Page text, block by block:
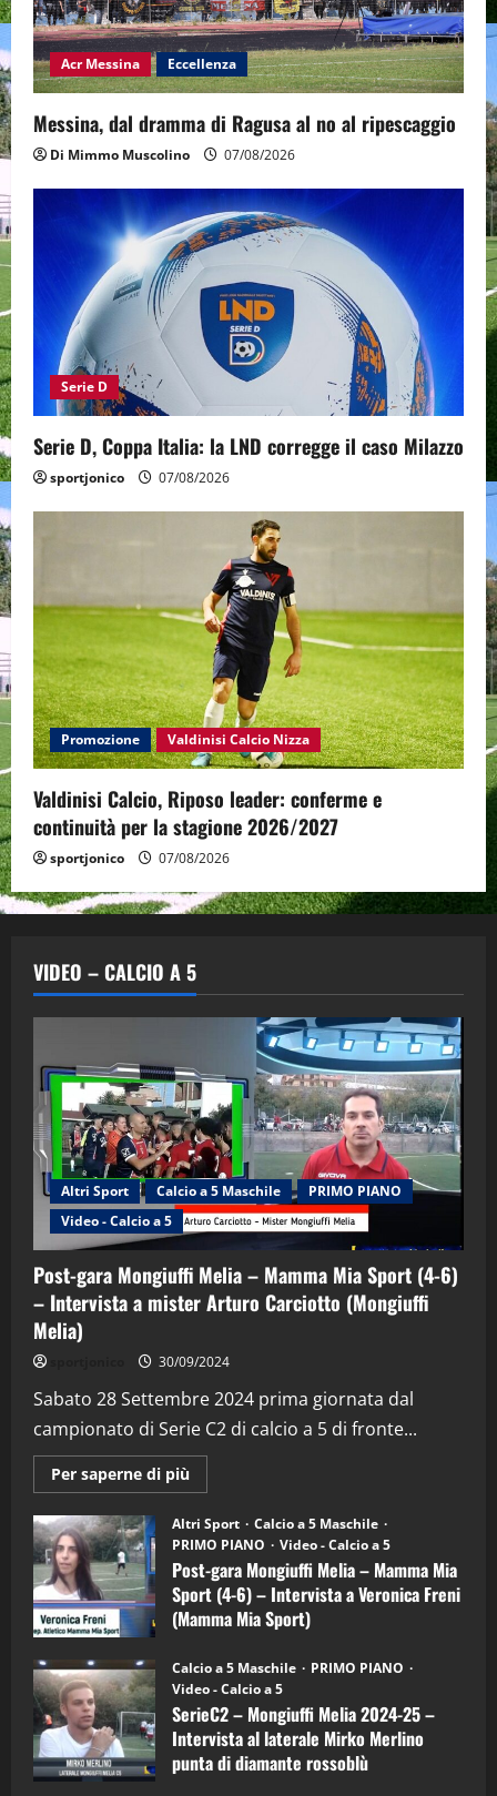
Acr Messina Eccellenza
Messina, dal dramma di Ragusa al no al ripescaggio
Di Mimmo Muscolino 07/08/2026
Serie D
Serie D, Coppa Italia: la LND corregge il caso Milazzo
sportjonico 07/08/2026
Promozione Valdinisi Calcio Nizza
Valdinisi Calcio, Riposo leader: conferme e
continuità per la stagione 2026/2027
sportjonico 07/08/2026
VIDEO – CALCIO A 5
Altri Sport Calcio a 5 Maschile
PRIMO PIANO
Video - Calcio a 5
Post-gara Mongiuffi Melia – Mamma Mia Sport (4-6)
– Intervista a mister Arturo Carciotto (Mongiuffi
Melia)
30/09/2024
Sabato 28 Settembre 2024 prima giornata dal
campionato di Serie C2 di calcio a 5 di fronte...
Per saperne di più
informazioni
Post-
gara
Mongiuffi
Melia
–
Mamma
Mia
Sport
6)
–
Intervista
a
mister
Arturo
Carciotto
(Mongiuffi
Altri Sport
Calcio a 5 Maschile
PRIMO PIANO
Video - Calcio a 5
Post-gara Mongiuffi Melia – Mamma Mia
Sport (4-6) – Intervista a Veronica Freni
(Mamma Mia Sport)
Calcio a 5 Maschile
PRIMO PIANO
Video - Calcio a 5
SerieC2 – Mongiuffi Melia 2024-25 –
Intervista al laterale Mirko Merlino
punta di diamante rossoblù
2
"SportEmpire" in Podcast Sport News
“SportEmpire” in Podcast: 29^ Puntata
(Martedi 28 Aprile 2026)
28/04/2026
3
"SportEmpire" in Podcast
(Martedi 21 Aprile 2026)
21/04/2026
4
"SportEmpire" in Podcast
“SportEmpire” in Podcast: 27^ Puntata
(Martedi 14 Aprile 2026)
15/04/2026
5
“SportEmpire” in Podcast: 26^ Puntata
(Martedi 07 Aprile 2026)
08/04/2026